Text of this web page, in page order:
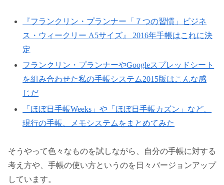
『フランクリン・プランナー「７つの習慣」ビジネ
ス・ウィークリー A5サイズ』 2016年手帳はこれに決
定
フランクリン・プランナーやGoogleスプレッドシート
を組み合わせた私の手帳システム2015版はこんな感
じだ
「ほぼ日手帳Weeks」や「ほぼ日手帳カズン」など、
現行の手帳、メモシステムをまとめてみた
そうやって色々なものを試しながら、自分の手帳に対する
考え方や、手帳の使い方というのを日々バージョンアップ
しています。